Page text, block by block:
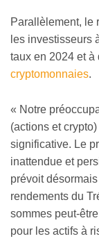
Parallèlement, le
les investisseurs
taux en 2024 et
cryptomonnaies.
« Notre
(actions et
significative. Le
inattendue et
prévoit
rendements du
sommes peut-
pour les actifs à